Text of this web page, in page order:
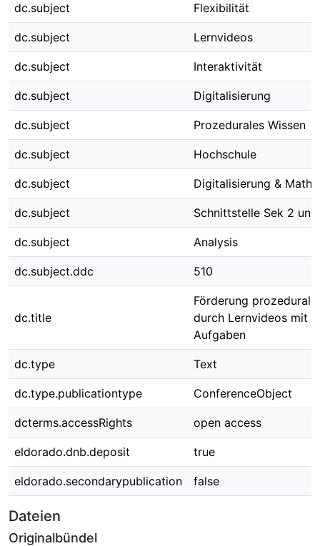
dc.subject Flexibilität
dc.subject Lernvideos
dc.subject Interaktivität
dc.subject Digitalisierung
dc.subject Prozedurales Wissen
dc.subject Hochschule
dc.subject Digitalisierung &
dc.subject Schnittstelle Sek 2
dc.subject Analysis
dc.subject.ddc 510
dc.title
Förderung
durch Lernvideos mit
Aufgaben
dc.type Text
dc.type.publicationtype ConferenceObject
dcterms.accessRights open access
eldorado.dnb.deposit true
eldorado.secondarypublication false
Dateien
Originalbündel